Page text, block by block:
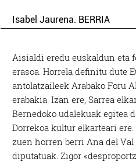
Isabel Jaurena. BERRIA
Aisialdi eredu euskaldun eta
erasoa. Horrela definitu dute
antolatzaileek Arabako Foru
erabakia. Izan ere, Sarrea
Bernedoko udalekuak egitea
Dorrekoa kultur elkarteari
zuen horren berri Ana del
diputatuak. Zigor